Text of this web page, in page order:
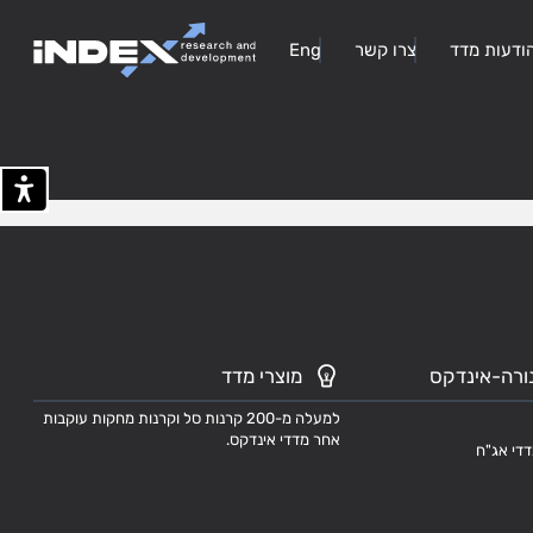
מדד צרו קשר Eng
אינדקס
אג"ח
מוצרי מדד
למעלה מ-200 קרנות סל וקרנות מחקות עוקבות
אחר מדדי אינדקס.